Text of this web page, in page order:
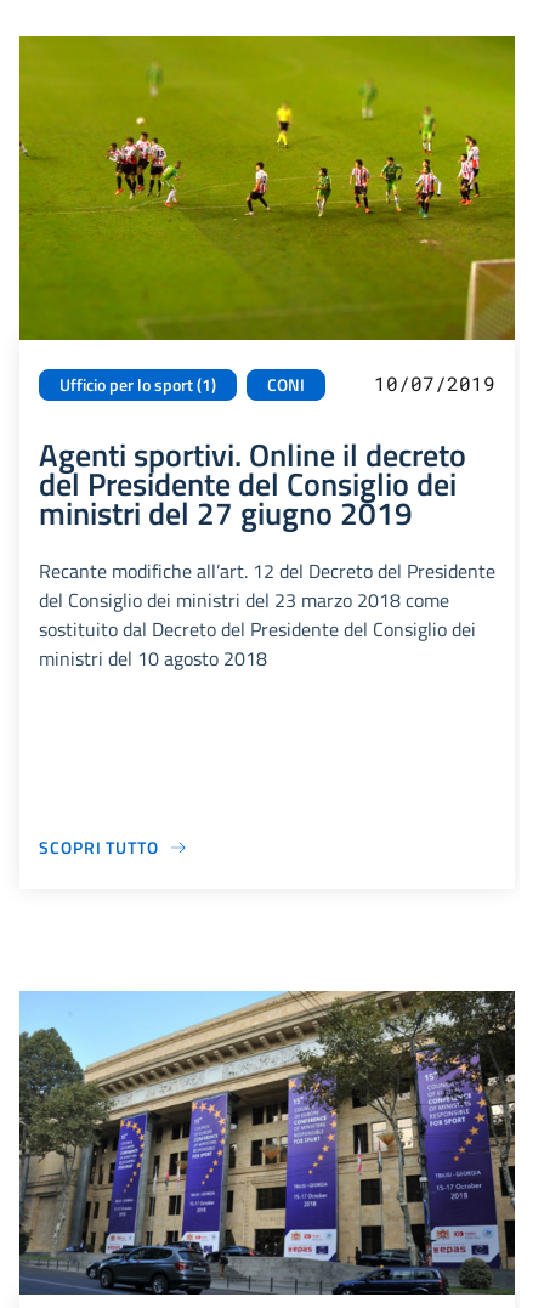
Ufficio per lo sport (1) CONI 10/07/2019
Agenti sportivi. Online il decreto
del Presidente del Consiglio dei
ministri del 27 giugno 2019
Recante modifiche all’art. 12 del Decreto del Presidente
del Consiglio dei ministri del 23 marzo 2018 come
sostituito dal Decreto del Presidente del Consiglio dei
ministri del 10 agosto 2018
SCOPRI TUTTO